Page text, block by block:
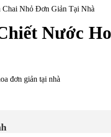
Chai Nhỏ Đơn Giản Tại Nhà
Nước